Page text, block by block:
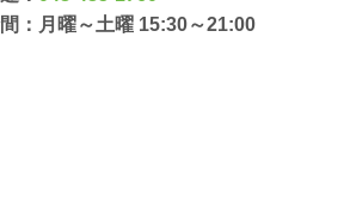
：月曜～土曜 15:30～21:00